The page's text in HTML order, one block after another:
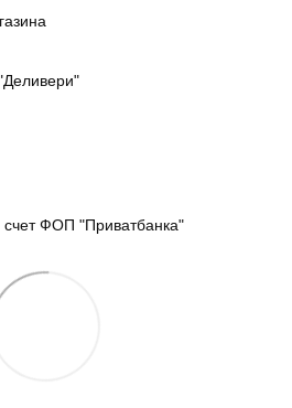
ФОП "Приватбанка"